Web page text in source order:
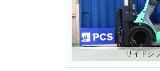
サイドシ